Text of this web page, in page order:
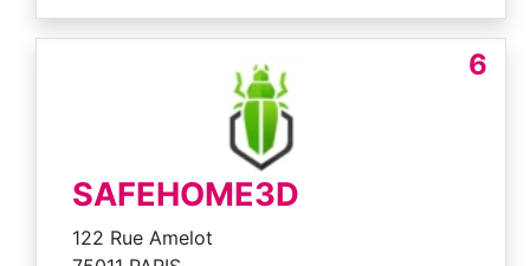
6
SAFEHOME3D
122 Rue Amelot